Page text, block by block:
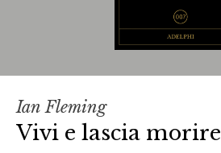
Ian Fleming
Vivi e lascia morire